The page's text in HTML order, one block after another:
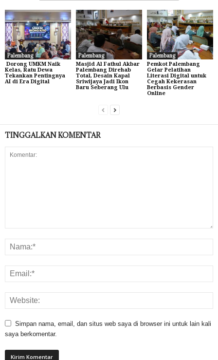
Palembang
Dorong UMKM Naik
Kelas, Ratu Dewa
Tekankan Pentingnya
AI di Era Digital
Palembang
Masjid Al Fathul Akbar
Palembang Direhab
Total, Desain Kapal
Sriwijaya Jadi Ikon
Baru Seberang Ulu
Palembang
Pemkot Palembang
Gelar Pelatihan
Literasi Digital untuk
Cegah Kekerasan
Berbasis Gender
Online
TINGGALKAN KOMENTAR
Simpan nama, email, dan situs web saya di browser ini untuk lain kali
saya berkomentar.